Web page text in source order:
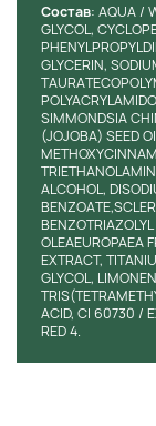
Состав: AQUA /
GLYCOL,
GLYCERIN,
SIMMONDSIA
(JOJOBA) SEED
ALCOHOL,
OLEAEUROPAEA
EXTRACT,
GLYCOL,
ACID, CI 60730 /
RED 4.